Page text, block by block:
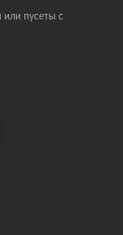
или пусеты с